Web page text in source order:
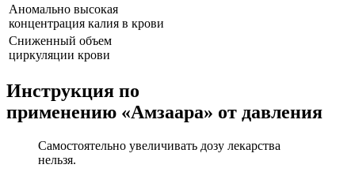
Аномально высокая
концентрация калия в крови
Сниженный объем
циркуляции крови
Инструкция по
применению «Амзаара» от давления
Самостоятельно увеличивать дозу лекарства
нельзя.